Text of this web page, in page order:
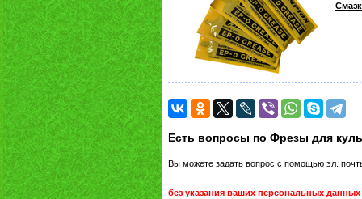
Есть вопросы по Фрезы для
Вы можете задать вопрос с помощью эл.
без указания ваших персональных данных